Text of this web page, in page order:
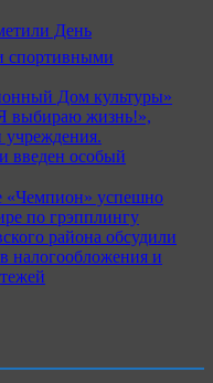
День
спортивными
Дом культуры»
выбираю жизнь!»,
учреждения.
введен особый
успешно
по грэпплингу
района обсудили
налогообложения и